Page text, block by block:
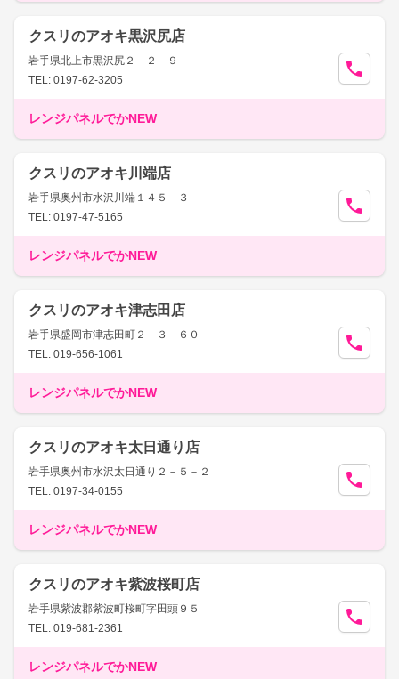
クスリのアオキ黒沢尻店
岩手県北上市黒沢尻２－２－９
TEL: 0197-62-3205
レンジパネルでかNEW
クスリのアオキ川端店
岩手県奥州市水沢川端１４５－３
TEL: 0197-47-5165
レンジパネルでかNEW
クスリのアオキ津志田店
岩手県盛岡市津志田町２－３－６０
TEL: 019-656-1061
レンジパネルでかNEW
クスリのアオキ太日通り店
岩手県奥州市水沢太日通り２－５－２
TEL: 0197-34-0155
レンジパネルでかNEW
クスリのアオキ紫波桜町店
岩手県紫波郡紫波町桜町字田頭９５
TEL: 019-681-2361
レンジパネルでかNEW